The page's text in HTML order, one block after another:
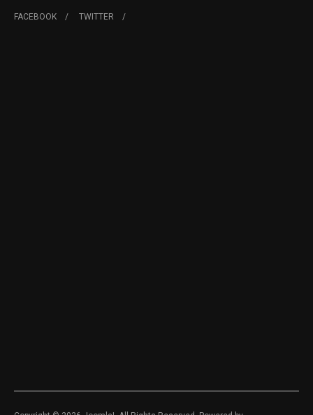
FACEBOOK TWITTER